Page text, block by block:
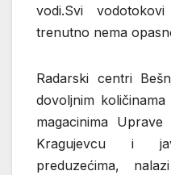
vodi.Svi
trenutno nema
Radarski centri
dovoljnim
magacinima
Kragujevcu i
preduzećima,